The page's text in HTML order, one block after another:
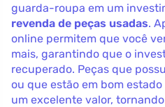
guarda-roupa em um
revenda de peças usadas.
online permitem que você
mais, garantindo que o
recuperado. Peças que
ou que estão em bom
um excelente valor,